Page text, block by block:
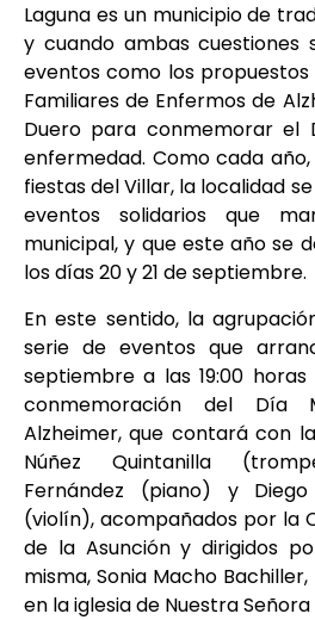
Laguna es un municipio de
y cuando ambas cuestiones
eventos como los
Familiares de Enfermos de
Duero para conmemorar el
enfermedad. Como cada
fiestas del Villar, la localidad
eventos solidarios que
municipal, y que este año se
los días 20 y 21 de septiembre.
En este sentido, la
serie de eventos que
septiembre a las 19:00
conmemoración del Día
Alzheimer, que contará con
Núñez Quintanilla
Fernández (piano) y
(violín), acompañados por la
de la Asunción y dirigidos
misma, Sonia Macho
en la iglesia de Nuestra